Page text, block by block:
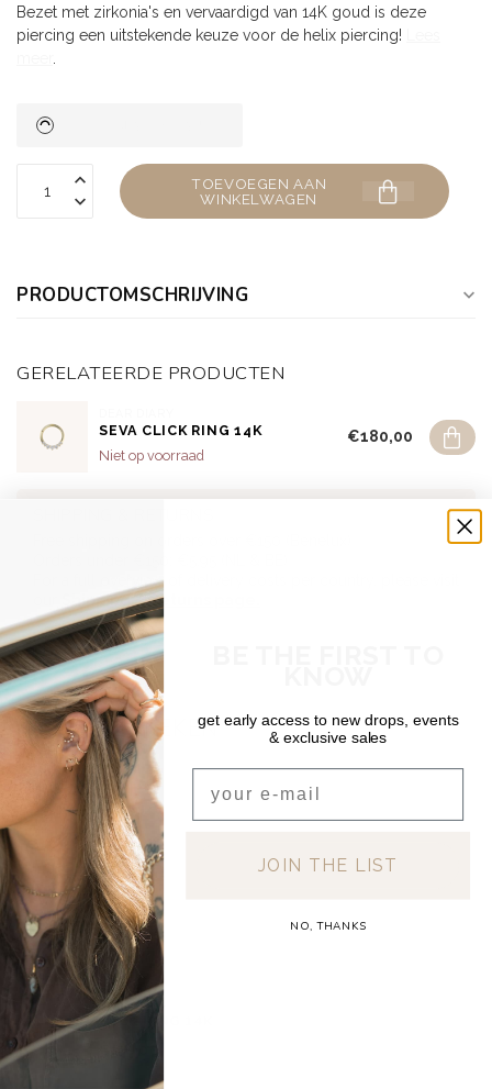
Bezet met zirkonia's en vervaardigd van 14K goud is deze
piercing een uitstekende keuze voor de helix piercing!
TOEVOEGEN AAN
WINKELWAGEN
PRODUCTOMSCHRIJVING
GERELATEERDE PRODUCTEN
SEVA CLICK RING 14K
Niet op voorraad
€180,00
For a full overview of delivery costs per country, please visit
Shipping & Returns page.
RECENT BEKEKEN
DEAR DIARY
TRIAD CLICK RING 14K
get early access to new drops, events
& exclusive sales
JOIN THE LIST
NO, THANKS